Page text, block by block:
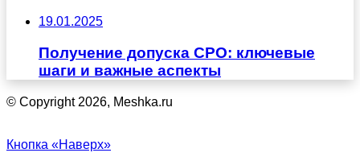
19.01.2025
Получение допуска СРО: ключевые
шаги и важные аспекты
© Copyright 2026, Meshka.ru
Кнопка «Наверх»